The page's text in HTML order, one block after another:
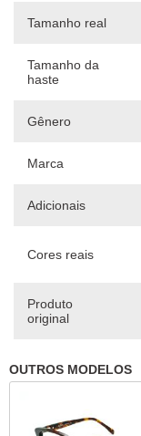
Tamanho real
Tamanho da
haste
Gênero
Marca
Adicionais
Cores reais
Produto
original
OUTROS MODELOS